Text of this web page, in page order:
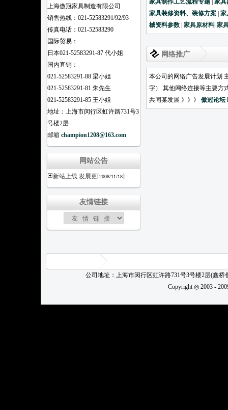
上海傲冠家具制造有限公司
销售热线：021-52583291/92/93
传真电话：021-52583290
国际贸易：
日本021-52583291-87 代小姐
国内直销：
021-52583291-88 梁小姐
021-52583291-81 朱先生
021-52583291-85 王小姐
地址：上海市闵行区虹许路731号3
号楼2层
邮箱 champion1208@163.com
网站公告
新站上线 发展更[2008/11/18]
友情链接
家具制作工艺流程专题 家
家具装修资料、装修方案 家
械资料参数 家具原材料 家
网络推广
本公司的网络广告发展计划
字） 其他网络连接等主要方
共同某发展 》》》 傲冠论坛
公司地址：上海市闵行区虹许路731号3号楼2层(鑫
Copyright ◎ 2003 -